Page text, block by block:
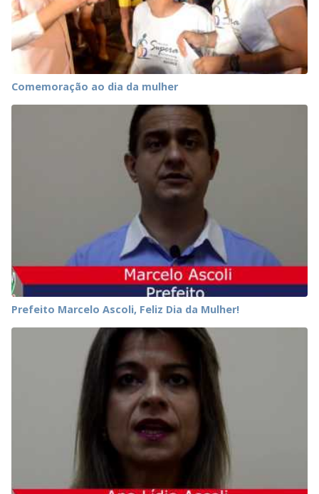
Comemoração ao dia da mulher
Prefeito Marcelo Ascoli, Feliz Dia da Mulher!